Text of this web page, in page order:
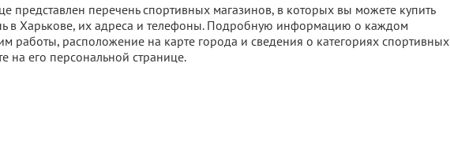
представлен перечень спортивных магазинов, в которых вы можете купить
в Харькове, их адреса и телефоны. Подробную информацию о каждом
работы, расположение на карте города и сведения о категориях спортивных
на его персональной странице.